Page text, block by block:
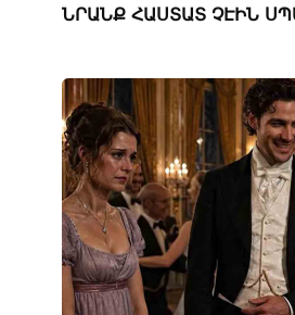
ՆՐԱՆՔ ՀԱՍՏԱՏ ՉԷԻՆ